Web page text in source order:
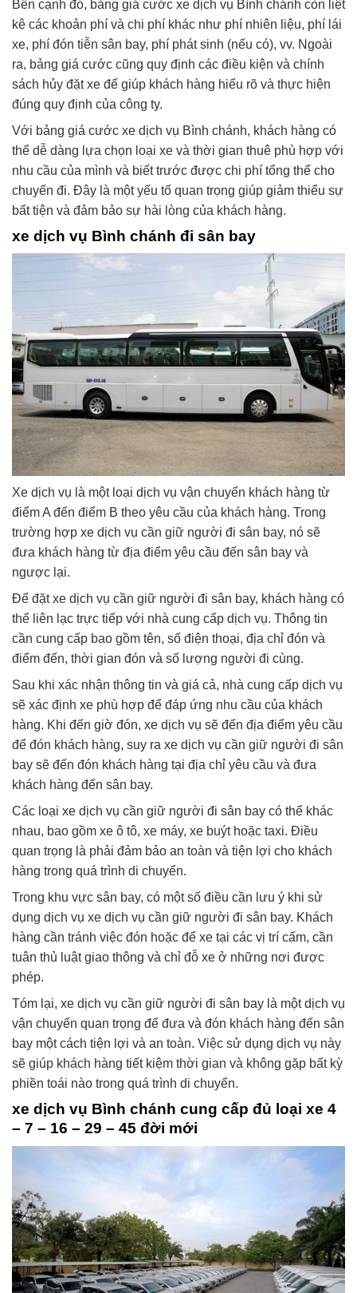
Bên cạnh đó, bảng giá cước xe dịch vụ Bình chánh còn liệt
kê các khoản phí và chi phí khác như phí nhiên liệu, phí lái
xe, phí đón tiễn sân bay, phí phát sinh (nếu có), vv. Ngoài
ra, bảng giá cước cũng quy định các điều kiện và chính
sách hủy đặt xe để giúp khách hàng hiểu rõ và thực hiện
đúng quy định của công ty.
Với bảng giá cước xe dịch vụ Bình chánh, khách hàng có
thể dễ dàng lựa chọn loại xe và thời gian thuê phù hợp với
nhu cầu của mình và biết trước được chi phí tổng thể cho
chuyến đi. Đây là một yếu tố quan trọng giúp giảm thiểu sự
bất tiện và đảm bảo sự hài lòng của khách hàng.
xe dịch vụ Bình chánh đi sân bay
Xe dịch vụ là một loại dịch vụ vận chuyển khách hàng từ
điểm A đến điểm B theo yêu cầu của khách hàng. Trong
trường hợp xe dịch vụ cần giữ người đi sân bay, nó sẽ
đưa khách hàng từ địa điểm yêu cầu đến sân bay và
ngược lại.
Để đặt xe dịch vụ cần giữ người đi sân bay, khách hàng có
thể liên lạc trực tiếp với nhà cung cấp dịch vụ. Thông tin
cần cung cấp bao gồm tên, số điện thoại, địa chỉ đón và
điểm đến, thời gian đón và số lượng người đi cùng.
Sau khi xác nhận thông tin và giá cả, nhà cung cấp dịch vụ
sẽ xác định xe phù hợp để đáp ứng nhu cầu của khách
hàng. Khi đến giờ đón, xe dịch vụ sẽ đến địa điểm yêu cầu
để đón khách hàng, suy ra xe dịch vụ cần giữ người đi sân
bay sẽ đến đón khách hàng tại địa chỉ yêu cầu và đưa
khách hàng đến sân bay.
Các loại xe dịch vụ cần giữ người đi sân bay có thể khác
nhau, bao gồm xe ô tô, xe máy, xe buýt hoặc taxi. Điều
quan trọng là phải đảm bảo an toàn và tiện lợi cho khách
hàng trong quá trình di chuyển.
Trong khu vực sân bay, có một số điều cần lưu ý khi sử
dụng dịch vụ xe dịch vụ cần giữ người đi sân bay. Khách
hàng cần tránh việc đón hoặc để xe tại các vị trí cấm, cần
tuân thủ luật giao thông và chỉ đỗ xe ở những nơi được
phép.
Tóm lại, xe dịch vụ cần giữ người đi sân bay là một dịch vụ
vận chuyển quan trọng để đưa và đón khách hàng đến sân
bay một cách tiện lợi và an toàn. Việc sử dụng dịch vụ này
sẽ giúp khách hàng tiết kiệm thời gian và không gặp bất kỳ
phiền toái nào trong quá trình di chuyển.
xe dịch vụ Bình chánh cung cấp đủ loại xe 4
– 7 – 16 – 29 – 45 đời mới